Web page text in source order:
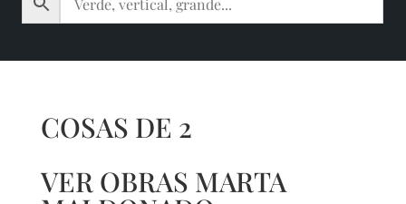
COSAS DE 2
VER OBRAS MARTA